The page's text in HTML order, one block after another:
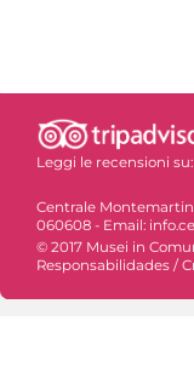
Leggi le recensioni su:
Centrale
060608 - Email:
© 2017 Musei in
Responsabilidades /